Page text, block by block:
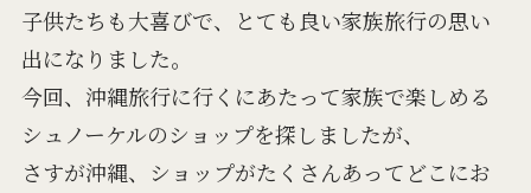
子供たちも大喜びで、とても良い家族旅行の思い
出になりました。
今回、沖縄旅行に行くにあたって家族で楽しめる
シュノーケルのショップを探しましたが、
さすが沖縄、ショップがたくさんあってどこにお